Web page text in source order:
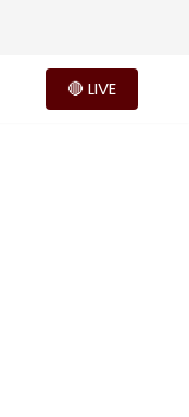
🔴 LIVE